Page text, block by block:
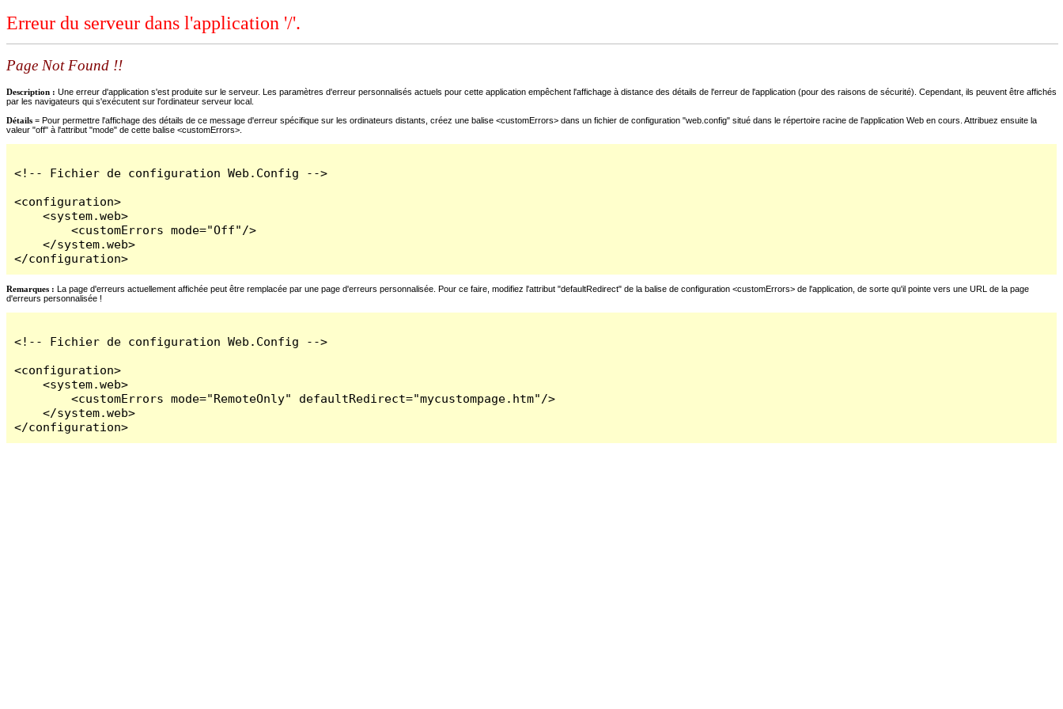
Erreur du serveur dans l'application '/'.
Page Not Found !!
Description : Une erreur d'application s'est produite sur le serveur. Les paramètres d'erreur personnalisés actuels pour cette application empêchent l'affichage à distance des détails de l'erreur de l'application (pour des raisons de sécurité). Cependant, ils peuvent être affichés
par les navigateurs qui s'exécutent sur l'ordinateur serveur local.
Détails = Pour permettre l'affichage des détails de ce message d'erreur spécifique sur les ordinateurs distants, créez une balise <customErrors> dans un fichier de configuration "web.config" situé dans le répertoire racine de l'application Web en cours. Attribuez ensuite la
valeur "off" à l'attribut "mode" de cette balise <customErrors>.
<!-- Fichier de configuration Web.Config -->
<configuration>
    <system.web>
        <customErrors mode="Off"/>
    </system.web>
</configuration>
Remarques : La page d'erreurs actuellement affichée peut être remplacée par une page d'erreurs personnalisée. Pour ce faire, modifiez l'attribut "defaultRedirect" de la balise de configuration <customErrors> de l'application, de sorte qu'il pointe vers une URL de la page
d'erreurs personnalisée !
<!-- Fichier de configuration Web.Config -->
<configuration>
    <system.web>
        <customErrors mode="RemoteOnly" defaultRedirect="mycustompage.htm"/>
    </system.web>
</configuration>